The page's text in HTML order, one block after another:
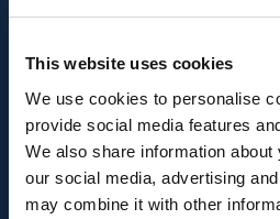
This website uses cookies
We use cookies to personalise
provide social media features
We also share information
our social media, advertising
may combine it with other
INNOVACIÓN Y
IDEA